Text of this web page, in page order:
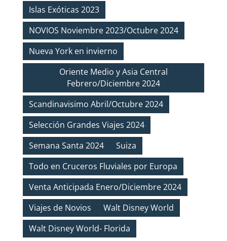
Islas Exóticas 2023
NOVIOS Noviembre 2023/Octubre 2024
Nueva York en invierno
Oriente Medio y Asia Central
Febrero/Diciembre 2024
Scandinavisimo Abril/Octubre 2024
Selección Grandes Viajes 2024
Semana Santa 2024
Suiza
Todo en Cruceros Fluviales por Europa
Venta Anticipada Enero/Diciembre 2024
Viajes de Novios
Walt Disney World
Walt Disney World- Florida